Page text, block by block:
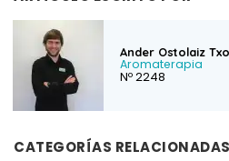
Ander Ostolaiz
Aromaterapia
Nº 2248
CATEGORÍAS RELACIONADAS